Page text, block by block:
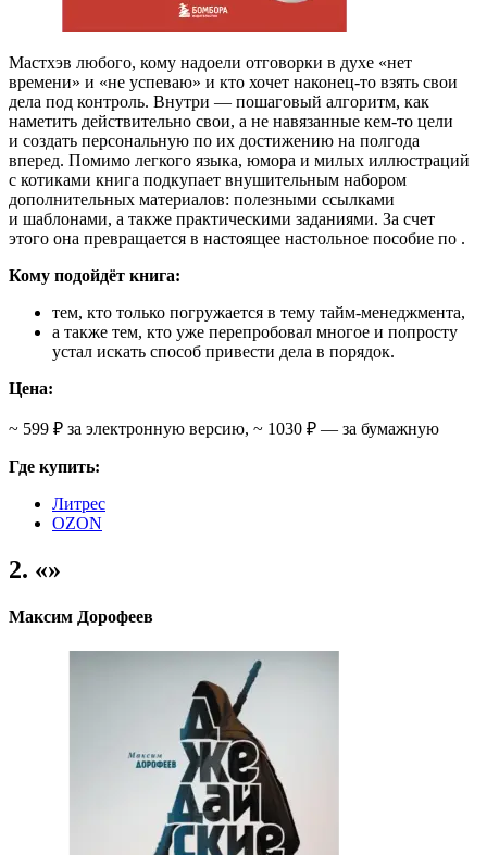
Мастхэв любого, кому надоели отговорки в духе «нет
времени» и «не успеваю» и кто хочет наконец-то взять свои
дела под контроль. Внутри — пошаговый алгоритм, как
наметить действительно свои, а не навязанные кем-то цели
и создать персональную по их достижению на полгода
вперед. Помимо легкого языка, юмора и милых иллюстраций
с котиками книга подкупает внушительным набором
дополнительных материалов: полезными ссылками
и шаблонами, а также практическими заданиями. За счет
этого она превращается в настоящее настольное пособие по .
Кому подойдёт книга:
тем, кто только погружается в тему тайм-менеджмента,
а также тем, кто уже перепробовал многое и попросту
устал искать способ привести дела в порядок.
Цена:
~ 599 ₽ за электронную версию, ~ 1030 ₽ — за бумажную
Где купить:
Литрес
OZON
2. «»
Максим Дорофеев